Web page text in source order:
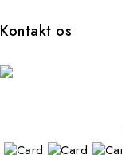
Kontakt os